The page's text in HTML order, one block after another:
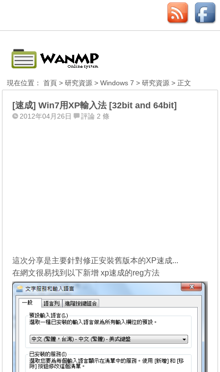
現在位置：首頁 >研究資源 >Windows 7 >研究資源 > 正文
[速成] Win7用XP輸入法 [32bit and 64bit]
2012年04月26日 評論 2 條
這次分享是主要針對修正安裝舊版本的XP速成...
在網文很易找到以下新增 xp速成的reg方法